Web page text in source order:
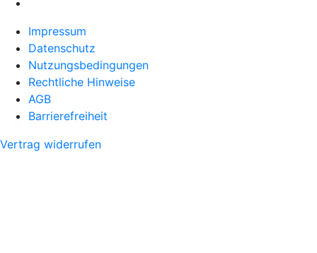
Impressum
Datenschutz
Nutzungsbedingungen
Rechtliche Hinweise
AGB
Barrierefreiheit
Vertrag widerrufen